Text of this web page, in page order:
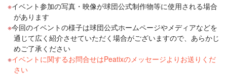
イベント参加の写真・映像が球団公式制作物等に使用される場合
があります
今回のイベントの様子は球団公式ホームページやメディアなどを
通じて広く紹介させていただく場合がございますので、あらかじ
めご了承ください
イベントに関するお問合せはPeatixのメッセージよりお送りくだ
さい